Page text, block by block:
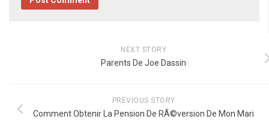
NEXT STORY
Parents De Joe Dassin
PREVIOUS STORY
Comment Obtenir La Pension De RÃ©version De Mon Mari